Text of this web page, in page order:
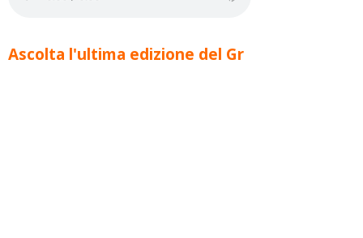
Ascolta l'ultima edizione del Gr